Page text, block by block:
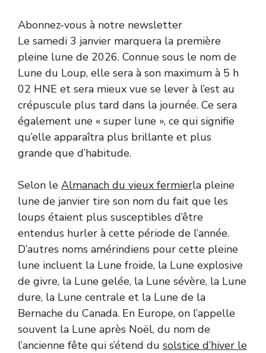
Abonnez-vous à notre newsletter
Le samedi 3 janvier marquera la première
pleine lune de 2026. Connue sous le nom de
Lune du Loup, elle sera à son maximum à 5 h
02 HNE et sera mieux vue se lever à l’est au
crépuscule plus tard dans la journée. Ce sera
également une « super lune », ce qui signifie
qu’elle apparaîtra plus brillante et plus
grande que d’habitude.
Selon le Almanach du vieux fermierla pleine
lune de janvier tire son nom du fait que les
loups étaient plus susceptibles d’être
entendus hurler à cette période de l’année.
D’autres noms amérindiens pour cette pleine
lune incluent la Lune froide, la Lune explosive
de givre, la Lune gelée, la Lune sévère, la Lune
dure, la Lune centrale et la Lune de la
Bernache du Canada. En Europe, on l’appelle
souvent la Lune après Noël, du nom de
l’ancienne fête qui s’étend du solstice d’hiver le